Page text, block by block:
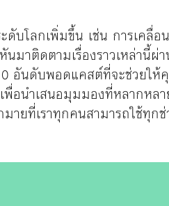
บโลกเพิ่มขึ้น เช่น การเคลื่
าติดตามเรื่องราวเหล่านี้ผ่
อันดับพอดแคสต์ที่จะช่วยใ
ำเสนอมุมมองที่หลากหลา
ายที่เราทุกคนสามารถใช้ทุก